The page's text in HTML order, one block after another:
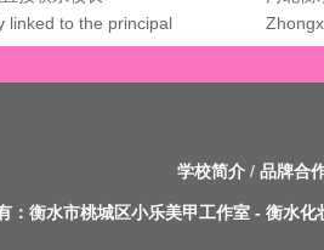
linked to the principal
学校简介 / 品牌合
： 衡水市桃城区小乐美甲工作室- 衡水化